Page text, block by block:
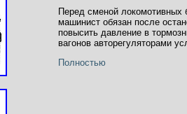
Перед сменой локомотивных
машинист обязан после
повысить давление в
вагонов авторегуляторами
Полностью